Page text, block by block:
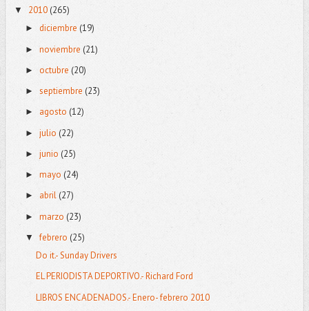
▼ 2010 (265)
► diciembre (19)
► noviembre (21)
► octubre (20)
► septiembre (23)
► agosto (12)
► julio (22)
► junio (25)
► mayo (24)
► abril(27)
► marzo (23)
▼febrero (25)
Do it.- Sunday Drivers
EL PERIODISTA DEPORTIVO.- Richard Ford
LIBROS ENCADENADOS.- Enero- febrero 2010